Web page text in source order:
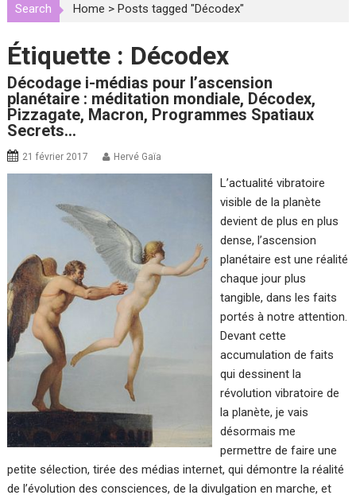
Search Home >Posts tagged "Décodex"
Étiquette : Décodex
Décodage i-médias pour l’ascension
planétaire : méditation mondiale, Décodex,
Pizzagate, Macron, Programmes Spatiaux
Secrets…
21 février 2017 Hervé Gaïa
L’actualité vibratoire
visible de la planète
devient de plus en plus
dense, l’ascension
planétaire est une réalité
chaque jour plus
tangible, dans les faits
portés à notre attention.
Devant cette
accumulation de faits
qui dessinent la
révolution vibratoire de
la planète, je vais
désormais me
permettre de faire une
petite sélection, tirée des médias internet, qui démontre la réalité
de l’évolution des consciences, de la divulgation en marche, et